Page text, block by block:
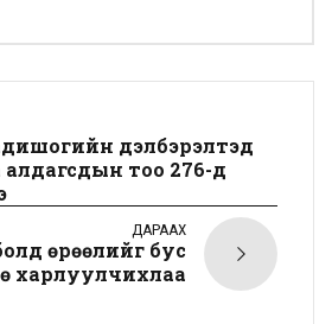
дэлбэрэлтэд
тоо 276-д
ДАРААХ
өрөөлийг бус
харлуулчихлаа